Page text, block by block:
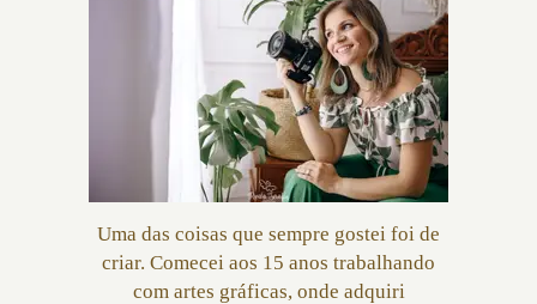
Uma das coisas que sempre gostei foi de
criar. Comecei aos 15 anos trabalhando
com artes gráficas, onde adquiri